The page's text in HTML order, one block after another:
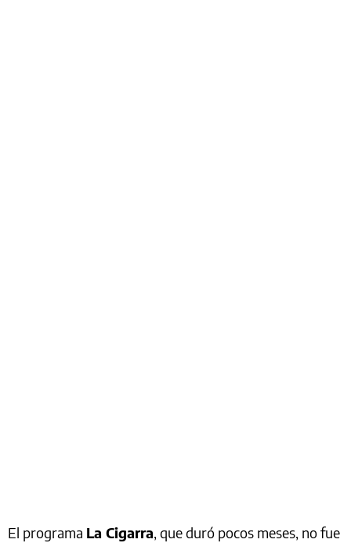
El programa La Cigarra, que duró pocos meses, no fue